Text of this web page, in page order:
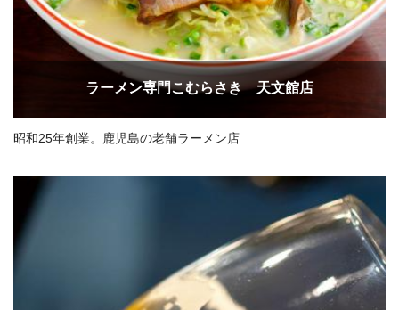
ラーメン専門こむらさき 天文館店
昭和25年創業。鹿児島の老舗ラーメン店